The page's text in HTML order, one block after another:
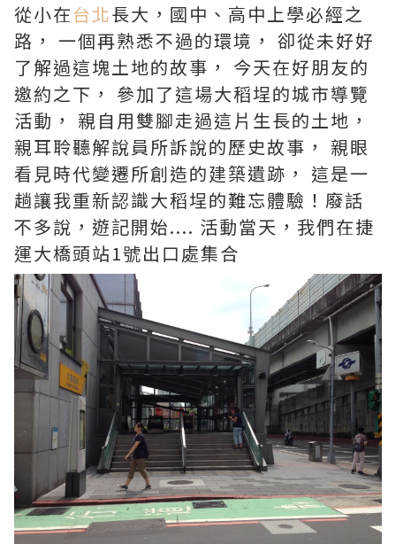
從小在台北長大，國中、高中上學必經之
路， 一個再熟悉不過的環境， 卻從未好好
了解過這塊土地的故事， 今天在好朋友的
邀約之下， 參加了這場大稻埕的城市導覽
活動， 親自用雙腳走過這片生長的土地，
親耳聆聽解說員所訴說的歷史故事， 親眼
看見時代變遷所創造的建築遺跡， 這是一
趟讓我重新認識大稻埕的難忘體驗！廢話
不多說，遊記開始.... 活動當天，我們在捷
運大橋頭站1號出口處集合